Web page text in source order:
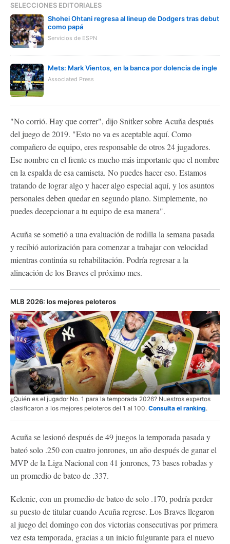
SELECCIONES EDITORIALES
Shohei Ohtani regresa al lineup de Dodgers tras debut
como papá
Servicios de ESPN
Mets: Mark Vientos, en la banca por dolencia de ingle
Associated Press
"No corrió. Hay que correr", dijo Snitker sobre Acuña después
del juego de 2019. "Esto no va es aceptable aquí. Como
compañero de equipo, eres responsable de otros 24 jugadores.
Ese nombre en el frente es mucho más importante que el nombre
en la espalda de esa camiseta. No puedes hacer eso. Estamos
tratando de lograr algo y hacer algo especial aquí, y los asuntos
personales deben quedar en segundo plano. Simplemente, no
puedes decepcionar a tu equipo de esa manera".
Acuña se sometió a una evaluación de rodilla la semana pasada
y recibió autorización para comenzar a trabajar con velocidad
mientras continúa su rehabilitación. Podría regresar a la
alineación de los Braves el próximo mes.
MLB 2026: los mejores peloteros
¿Quién es el jugador No. 1 para la temporada 2026? Nuestros expertos
clasificaron a los mejores peloteros del 1 al 100. Consulta el ranking.
Acuña se lesionó después de 49 juegos la temporada pasada y
bateó solo .250 con cuatro jonrones, un año después de ganar el
MVP de la Liga Nacional con 41 jonrones, 73 bases robadas y
un promedio de bateo de .337.
Kelenic, con un promedio de bateo de solo .170, podría perder
su puesto de titular cuando Acuña regrese. Los Braves llegaron
al juego del domingo con dos victorias consecutivas por primera
vez esta temporada, gracias a un inicio fulgurante para el nuevo